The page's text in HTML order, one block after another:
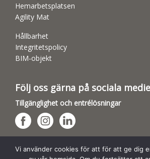
Hemarbetsplatsen
Agility Mat
Hållbarhet
Integritetspolicy
BIM-objekt
Följ oss gärna på sociala
Tillgänglighet och entrélösningar
Hundsporthallar
Vi använder cookies för att för att ge dig